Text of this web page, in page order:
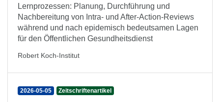
Lernprozessen: Planung, Durchführung und
Nachbereitung von Intra- und After-Action-Reviews
während und nach epidemisch bedeutsamen Lagen
für den Öffentlichen Gesundheitsdienst
Robert Koch-Institut
2026-05-05 Zeitschriftenartikel